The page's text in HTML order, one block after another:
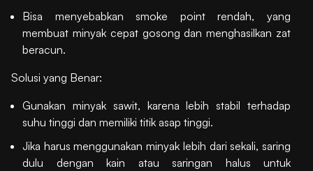
Bisa menyebabkan smoke point rendah, yang
membuat minyak cepat gosong dan menghasilkan zat
beracun.
Solusi yang Benar:
Gunakan minyak sawit, karena lebih stabil terhadap
suhu tinggi dan memiliki titik asap tinggi.
Jika harus menggunakan minyak lebih dari sekali, saring
dulu dengan kain atau saringan halus untuk